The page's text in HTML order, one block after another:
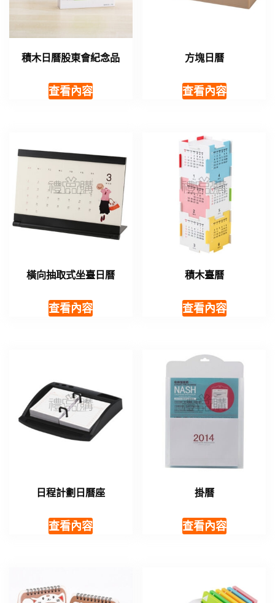
積木日曆股東會紀念品
查看內容
方塊日曆
查看內容
橫向抽取式坐臺日曆
查看內容
積木臺曆
查看內容
日程計劃日曆座
查看內容
掛曆
查看內容